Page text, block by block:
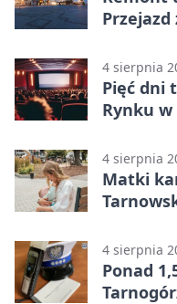
4 sierpnia
Pięć dni
Rynku
4 sierpnia
Matki
4 sierpnia
Ponad